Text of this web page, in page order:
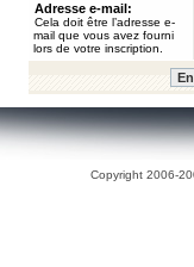
Adresse e-mail:
Cela doit être l’adresse e-
mail que vous avez fourni
lors de votre inscription.
Copyright 2006-